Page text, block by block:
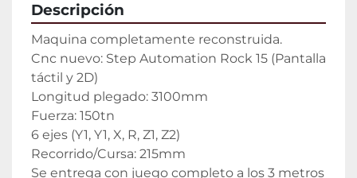
Descripción
Maquina completamente reconstruida.
Cnc nuevo: Step Automation Rock 15 (Pantalla
táctil y 2D)
Longitud plegado: 3100mm
Fuerza: 150tn
6 ejes (Y1, Y1, X, R, Z1, Z2)
Recorrido/Cursa: 215mm
Se entrega con juego completo a los 3 metros